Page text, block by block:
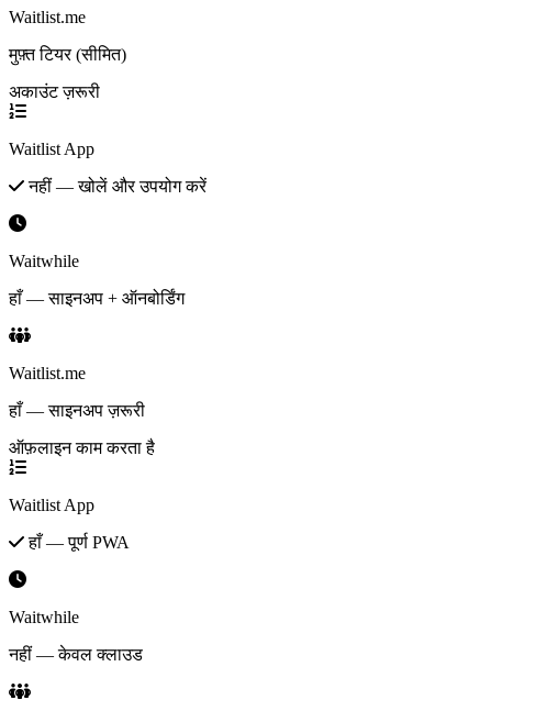
Waitlist.me
मुफ़्त टियर (सीमित)
अकाउंट ज़रूरी
Waitlist App
नहीं — खोलें और उपयोग करें
Waitwhile
हाँ — साइनअप + ऑनबोर्डिंग
Waitlist.me
हाँ — साइनअप ज़रूरी
ऑफ़लाइन काम करता है
Waitlist App
हाँ — पूर्ण PWA
Waitwhile
नहीं — केवल क्लाउड